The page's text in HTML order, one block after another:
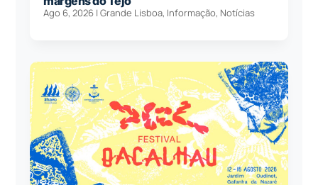
Ago 6, 2026 |Grande Lisboa, Informação, Notícias